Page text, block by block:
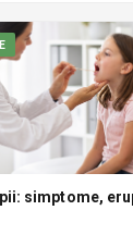
simptome,